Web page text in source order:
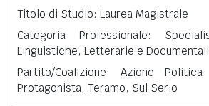
Titolo di Studio: Laurea Magistrale
Categoria Professionale:
Linguistiche, Letterarie e Documentali
Partito/Coalizione: Azione
Protagonista, Teramo, Sul Serio